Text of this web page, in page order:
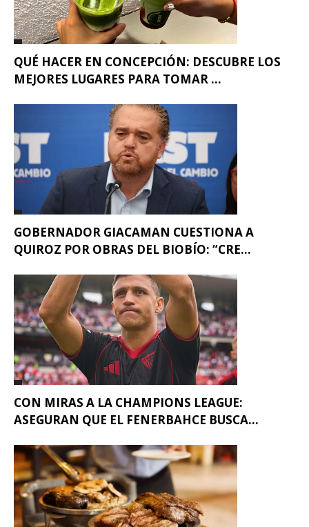
QUÉ HACER EN CONCEPCIÓN: DESCUBRE LOS
MEJORES LUGARES PARA TOMAR ...
GOBERNADOR GIACAMAN CUESTIONA A
QUIROZ POR OBRAS DEL BIOBÍO: “CRE...
CON MIRAS A LA CHAMPIONS LEAGUE:
ASEGURAN QUE EL FENERBAHCE BUSCA...